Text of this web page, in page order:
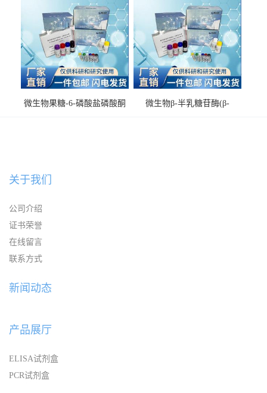
微生物果糖-6-磷酸盐磷酸酮
微生物β-半乳糖苷酶(β-
关于我们
公司介绍
证书荣誉
在线留言
联系方式
新闻动态
产品展厅
ELISA试剂盒
PCR试剂盒